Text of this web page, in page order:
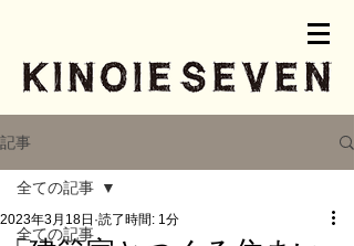
記事
全ての記事
全ての記事
2023年3月18日 読了時間: 1分